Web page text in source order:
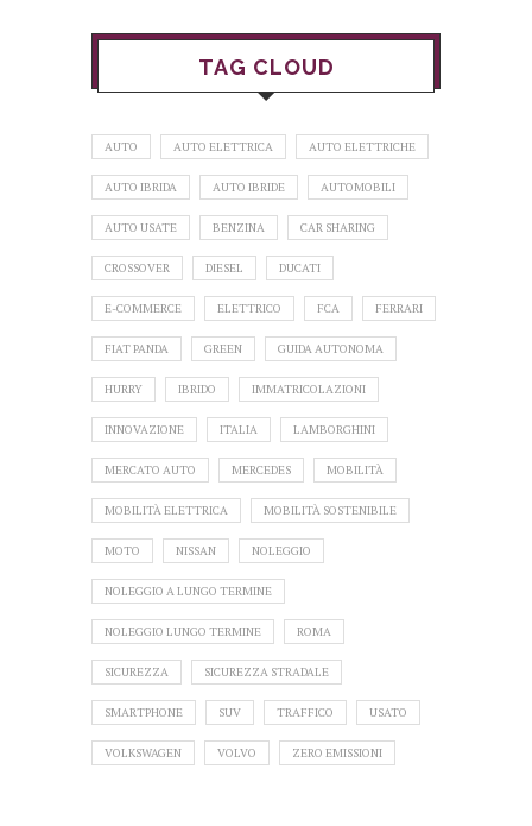
TAG CLOUD
AUTO AUTO ELETTRICA AUTO ELETTRICHE
AUTO IBRIDA AUTO IBRIDE AUTOMOBILI
AUTO USATE BENZINA CAR SHARING
CROSSOVER DIESEL DUCATI
E-COMMERCE ELETTRICO FCA FERRARI
FIAT PANDA GREEN GUIDA AUTONOMA
HURRY IBRIDO IMMATRICOLAZIONI
INNOVAZIONE ITALIA LAMBORGHINI
MERCATO AUTO MERCEDES MOBILITÀ
MOBILITÀ ELETTRICA MOBILITÀ SOSTENIBILE
MOTO NISSAN NOLEGGIO
NOLEGGIO A LUNGO TERMINE
NOLEGGIO LUNGO TERMINE ROMA
SICUREZZA SICUREZZA STRADALE
SMARTPHONE SUV TRAFFICO USATO
VOLKSWAGEN VOLVO ZERO EMISSIONI